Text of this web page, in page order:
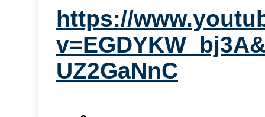
https://
UZ2GaNnC